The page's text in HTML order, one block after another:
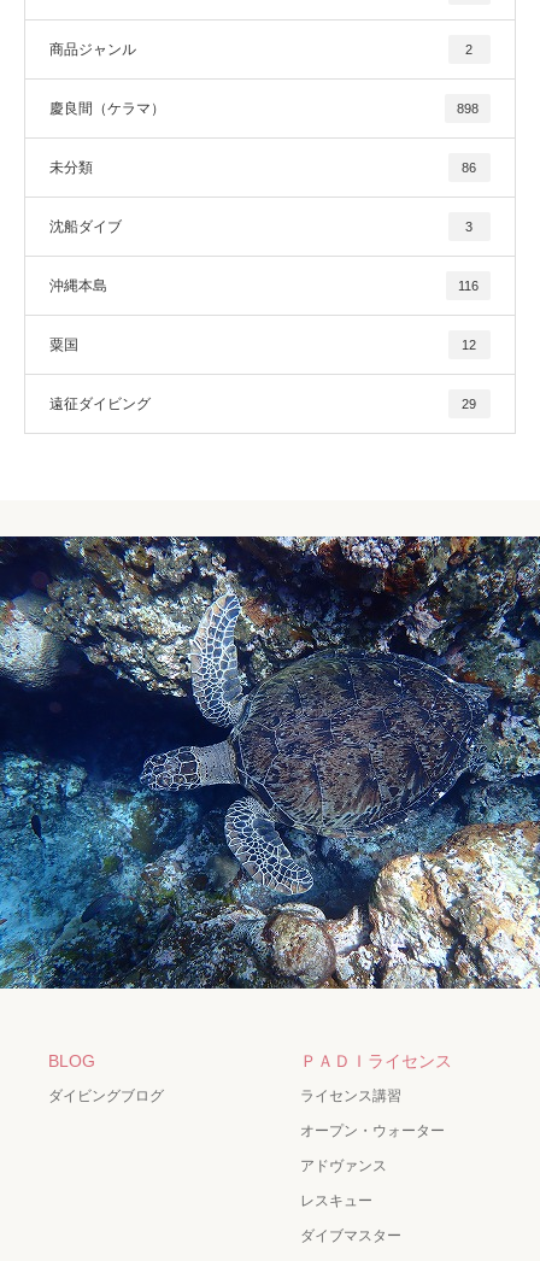
商品ジャンル 2
慶良間（ケラマ） 898
未分類 86
沈船ダイブ 3
沖縄本島 116
粟国 12
遠征ダイビング 29
BLOG
ダイビングブログ
ＰＡＤＩライセンス
ライセンス講習
オープン・ウォーター
アドヴァンス
レスキュー
ダイブマスター